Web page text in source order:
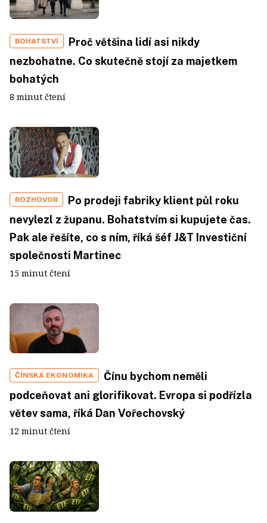
BOHATSTVÍ
Proč většina lidí asi nikdy
nezbohatne. Co skutečně stojí za majetkem
bohatých
8 minut čtení
ROZHOVOR
Po prodeji fabriky klient půl roku
nevylezl z županu. Bohatstvím si kupujete čas.
Pak ale řešíte, co s ním, říká šéf J&T Investiční
společnosti Martinec
15 minut čtení
ČÍNSKÁ EKONOMIKA
Čínu bychom neměli
podceňovat ani glorifikovat. Evropa si podřízla
větev sama, říká Dan Vořechovský
12 minut čtení